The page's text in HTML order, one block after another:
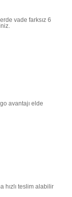
vade farksız 6
avantajı elde
hızlı teslim alabilir